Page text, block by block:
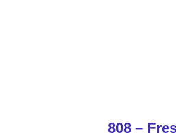
808 –